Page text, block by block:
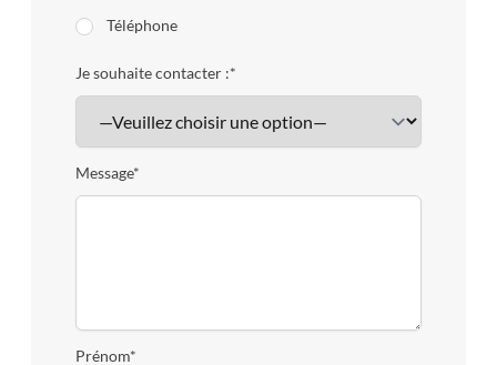
Téléphone
Je souhaite contacter :*
Message*
Prénom*